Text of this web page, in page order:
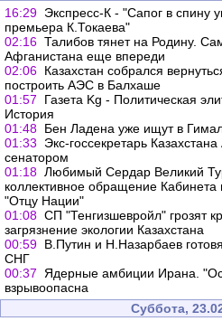
16:29 Экспресс-К - "Сапог в спину
премьера К.Токаева"
02:16 Талибов тянет на Родину.
Афганистана еще впереди
02:06 Казахстан собрался
построить АЭС в Балхаше
01:57
Газета Kg - Политическая
История
01:48 Бен Ладена уже ищут в
01:33
Экс-госсекретарь
сенатором
01:18 Любимый Сердар Великий
коллективное обращение Кабинета
"Отцу Нации"
01:08 СП "Тенгизшевройл" грозят
загрязнение экологии Казахстана
00:59 В.Путин и Н.Назарбаев
СНГ
00:37
Ядерные амбиции Ирана.
взрывоопасна
Суббота,